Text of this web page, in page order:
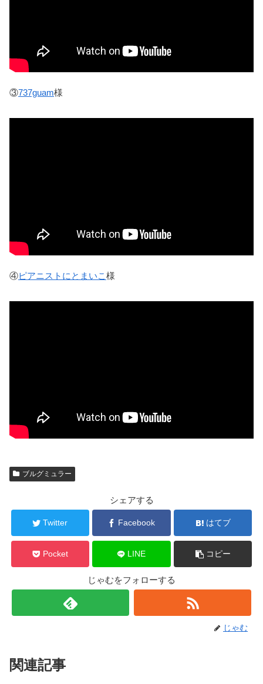
③737guam様
④ピアニストにとまいこ 様
ブルグミュラー
シェアする
Twitter Facebook はてブ
Pocket LINE コピー
じゃむをフォローする
じゃむ
関連記事